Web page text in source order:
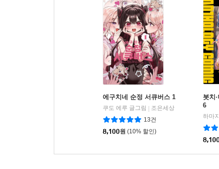
에구치네 순정 서큐버스 1
쿠도 에루 글그림
조은세상
13건
8,100원 (10% 할인)
봇치
6
하마